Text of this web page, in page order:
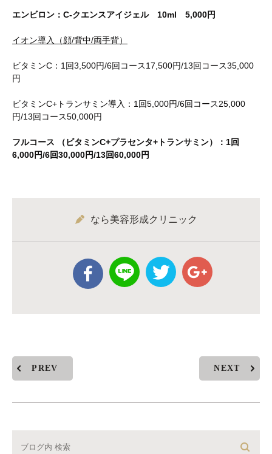
エンビロン：C-クエンスアイジェル 10ml 5,000円
イオン導入（顔/背中/両手背）
ビタミンC：1回3,500円/6回コース17,500円/13回コース35,000
円
ビタミンC+トランサミン導入：1回5,000円/6回コース25,000
円/13回コース50,000円
フルコース （ビタミンC+プラセンタ+トランサミン）：1回
6,000円/6回30,000円/13回60,000円
なら美容形成クリニック
PREV NEXT